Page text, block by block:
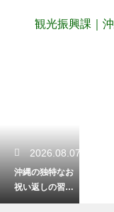
観光振興課｜
2026.08.07
沖縄の独特なお
祝い返しの習慣
とは？知ってお